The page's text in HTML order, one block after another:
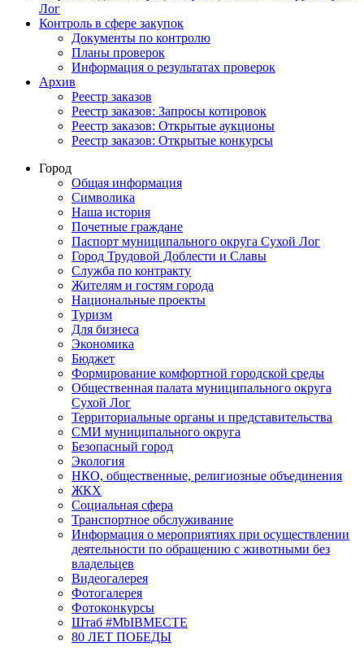
Лог
Контроль в сфере закупок
Документы по контролю
Планы проверок
Информация о результатах проверок
Архив
Реестр заказов
Реестр заказов: Запросы котировок
Реестр заказов: Открытые аукционы
Реестр заказов: Открытые конкурсы
Город
Общая информация
Символика
Наша история
Почетные граждане
Паспорт муниципального округа Сухой Лог
Город Трудовой Доблести и Славы
Служба по контракту
Жителям и гостям города
Национальные проекты
Туризм
Для бизнеса
Экономика
Бюджет
Формирование комфортной городской среды
Общественная палата муниципального округа
Сухой Лог
Территориальные органы и представительства
СМИ муниципального округа
Безопасный город
Экология
НКО, общественные, религиозные объединения
ЖКХ
Социальная сфера
Транспортное обслуживание
Информация о мероприятиях при осуществлении
деятельности по обращению с животными без
владельцев
Видеогалерея
Фотогалерея
Фотоконкурсы
Штаб #MbIBMECTE
80 ЛЕТ ПОБЕДЫ